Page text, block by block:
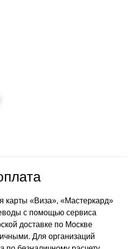
карты «Виза», «Мастеркард»
с помощью сервиса
доставке по Москве
Для организаций